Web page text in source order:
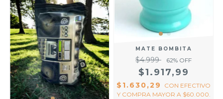
MATE BOMBITA
$4.999 62% OFF
$1.917,99
$1.630,29 CON EFECTIVO
Y COMPRA MAYOR A $60.000.